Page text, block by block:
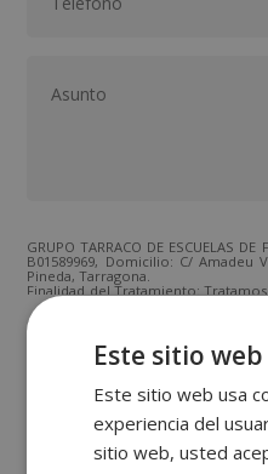
GRUPO TARRACO DE ESCUELAS
B01589969, Domicilio: C/ Amadeu
Pineda, Tarragona.
Finalidad del Tratamiento:
fin de enviarle correos
los productos ofrecidos y otros
interés.
Legitimación del tratamiento:
Derechos: Puede ejercitar sus
Para más información consulte
Desea recibir información
SÍ
Este sitio
Este sitio web usa
experiencia del
sitio web, usted